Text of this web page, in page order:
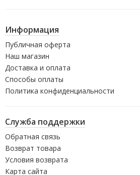
Информация
Публичная оферта
Наш магазин
Доставка и оплата
Способы оплаты
Политика конфиденциальности
Служба поддержки
Обратная связь
Возврат товара
Условия возврата
Карта сайта